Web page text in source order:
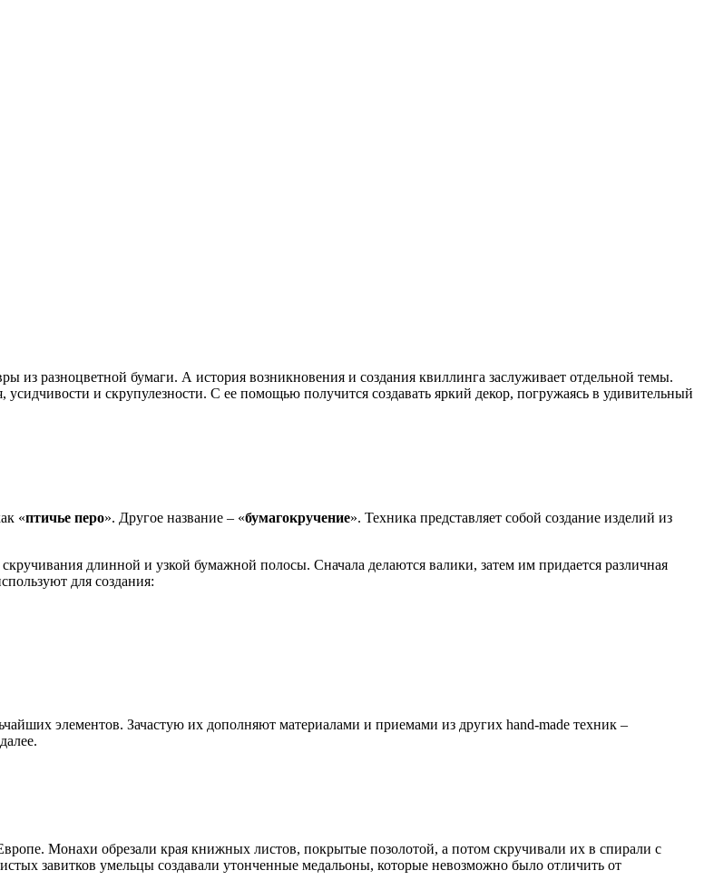
из разноцветной бумаги. А история возникновения и создания квиллинга заслуживает отдельной темы.
и скрупулезности. С ее помощью получится создавать яркий декор, погружаясь в удивительный
«птичье перо». Другое название – «бумагокручение». Техника представляет собой создание изделий из
длинной и узкой бумажной полосы. Сначала делаются валики, затем им придается различная
для создания:
элементов. Зачастую их дополняют материалами и приемами из других hand-made техник –
Монахи обрезали края книжных листов, покрытые позолотой, а потом скручивали их в спирали с
завитков умельцы создавали утонченные медальоны, которые невозможно было отличить от